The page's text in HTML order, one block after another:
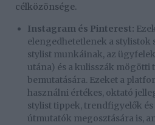
célközönsége.
Instagram és Pinterest:
elengedhetetlenek a stylistok
stylist munkáinak, az
utána) és a kulisszák mögötti
bemutatására. Ezeket a
használni értékes, oktató
stylist tippek, trendfigyelők és
útmutatók megosztására is,